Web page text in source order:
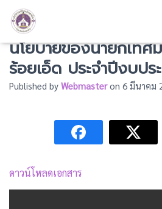
รายงานแสดงผลการป
นโยบายของนายกเทศ
ร้อยเอ็ด ประจำปีงบป
Published by Webmasteron 6 มีนาคม
ดาวน์โหลดเอกสาร